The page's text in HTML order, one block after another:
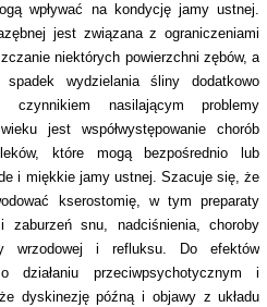
wpływać na kondycję jamy ustnej.
jest związana z ograniczeniami
niektórych powierzchni zębów, a
wydzielania śliny dodatkowo
nasilającym problemy
jest współwystępowanie chorób
które mogą bezpośrednio lub
i miękkie jamy ustnej. Szacuje się, że
kserostomię, w tym preparaty
zaburzeń snu, nadciśnienia, choroby
wrzodowej i refluksu. Do efektów
działaniu przeciwpsychotycznym i
dyskinezję późną i objawy z układu